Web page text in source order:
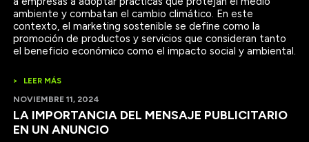
ambiente y combatan el cambio climático. En este
contexto, el marketing sostenible se define como la
promoción de productos y servicios que consideran tanto
el beneficio económico como el impacto social y ambiental.
>
LEER MÁS
NOVIEMBRE 11, 2024
LA IMPORTANCIA DEL MENSAJE PUBLICITARIO
EN UN ANUNCIO